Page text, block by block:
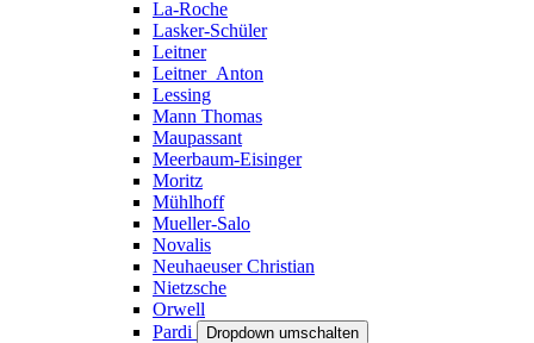
La-Roche
Lasker-Schüler
Leitner
Leitner_Anton
Lessing
Mann Thomas
Maupassant
Meerbaum-Eisinger
Moritz
Mühlhoff
Mueller-Salo
Novalis
Neuhaeuser Christian
Nietzsche
Orwell
Pardi
Dropdown umschalten